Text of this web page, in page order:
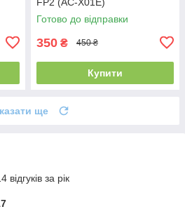
Готово до відправки
350 ₴ 450 ₴
Купити
ще
за рік